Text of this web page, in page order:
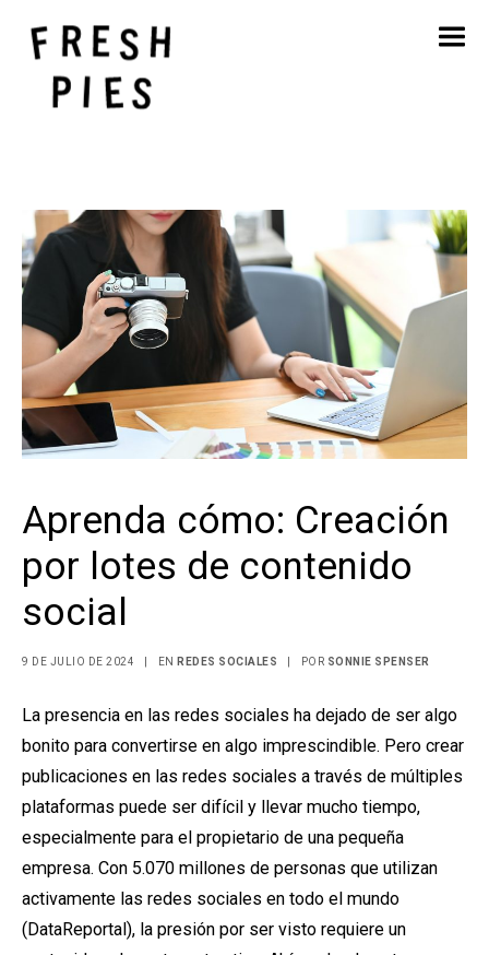
Inicio
Póngase en contacto con
Aprenda cómo: Creación
por lotes de contenido
social
9 DE JULIO DE 2024 EN REDES SOCIALES POR SONNIE SPENSER
La presencia en las redes sociales ha dejado de ser algo
bonito para convertirse en algo imprescindible. Pero crear
publicaciones en las redes sociales a través de múltiples
plataformas puede ser difícil y llevar mucho tiempo,
especialmente para el propietario de una pequeña
empresa. Con 5.070 millones de personas que utilizan
activamente las redes sociales en todo el mundo
(DataReportal), la presión por ser visto requiere un